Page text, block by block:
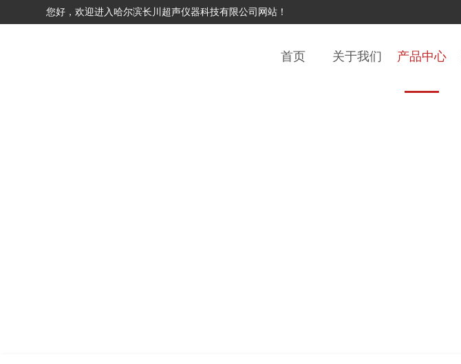
您好，欢迎进入哈尔滨长川超声仪器科技有限公司网站！
首页 关于我们 产品中心